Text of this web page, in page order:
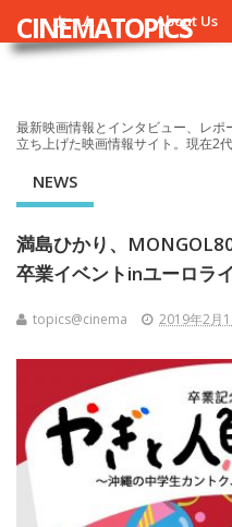
ホーム About Us
CINEMATOPICS
最新映画情報とインタビュー、レ
立ち上げた映画情報サイト。現在2
NEWS
満島ひかり、
卒業イベントinユーロラ
topics@cinema 2019年2月